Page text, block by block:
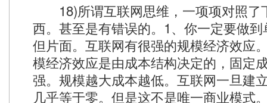
18)所谓互联网思维，一项项对照了
西。甚至是有错误的。1、你一定要做
但片面。互联网有很强的规模经济效应
模经济效应是由成本结构决定的，固定
强。规模越大成本越低。互联网一旦建
几乎等于零。但是这不是唯一商业模式